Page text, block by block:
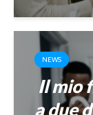
NEWS
Il mio
a due